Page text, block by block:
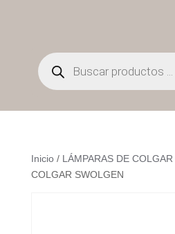
Búsqueda
de
productos
Inicio/ LÁMPARAS DE COLGAR
COLGAR SWOLGEN